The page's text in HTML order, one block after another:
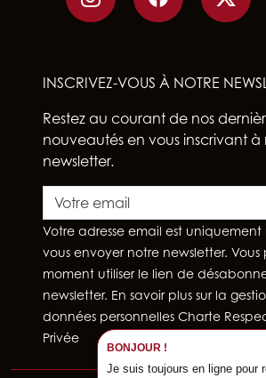
INSCRIVEZ-VOUS À NOTRE
Restez au courant de nos
nouveautés en vous inscrivant à
newsletter.
Votre adresse email est uniquement
vous envoyer notre newsletter.
moment utiliser le lien de
newsletter. En savoir plus sur la
données personnelles Charte
Privée
BONJOUR !
Je suis toujours en ligne pour